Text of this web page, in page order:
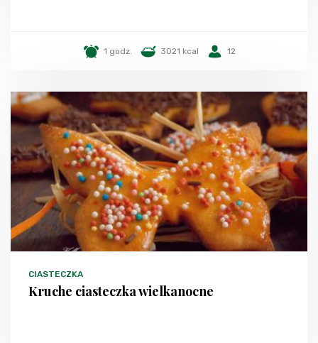
1 godz. 3021 kcal 12
CIASTECZKA
Kruche ciasteczka wielkanocne